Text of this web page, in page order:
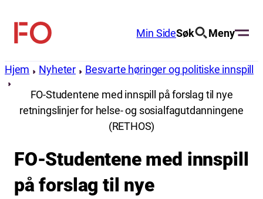
innhold
FO
Min SideSøk Meny
Hjem Nyheter Besvarte høringer og politiske innspill
FO-Studentene med innspill på forslag til nye
retningslinjer for helse- og sosialfagutdanningene
(RETHOS)
FO-Studentene med innspill
på forslag til nye